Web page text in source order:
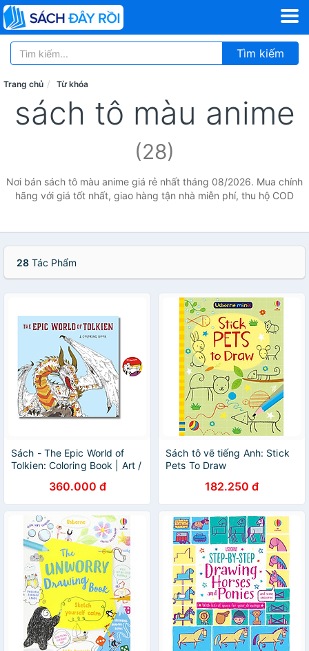
Tìm kiếm
Trang chủ Từ khóa
sách tô màu anime
(28)
Nơi bán sách tô màu anime giá rẻ nhất tháng 08/2026. Mua chính
hãng với giá tốt nhất, giao hàng tận nhà miễn phí, thu hộ COD
28 Tác Phẩm
Sách - The Epic World of
Tolkien: Coloring Book | Art /
Nhập khẩu UK360.000 đ
Sách tô vẽ tiếng Anh: Stick
Pets To Draw
182.250 đ